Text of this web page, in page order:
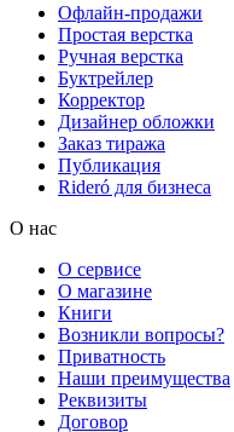
Офлайн-продажи
Простая верстка
Ручная верстка
Буктрейлер
Корректор
Дизайнер обложки
Заказ тиража
Публикация
Rideró для бизнеса
О нас
О сервисе
О магазине
Книги
Возникли вопросы?
Приватность
Наши преимущества
Реквизиты
Договор